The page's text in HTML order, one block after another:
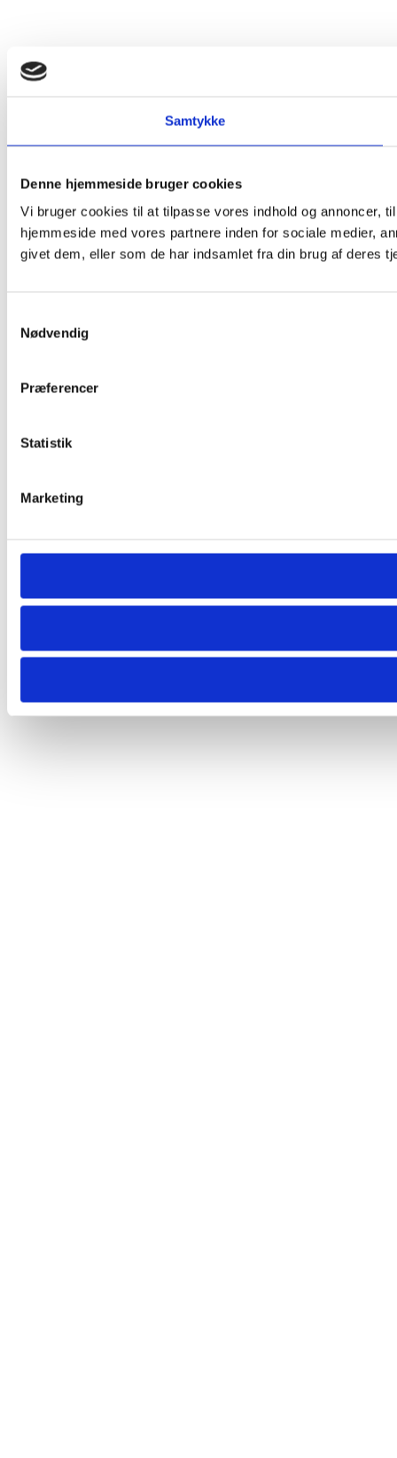
Samtykke
Denne hjemmeside bruger cookies
Vi bruger cookies til at tilpasse vores indhold og annoncer,
hjemmeside med vores partnere inden for sociale medier,
givet dem, eller som de har indsamlet fra din brug af deres
Nødvendig
Præferencer
Statistik
Marketing